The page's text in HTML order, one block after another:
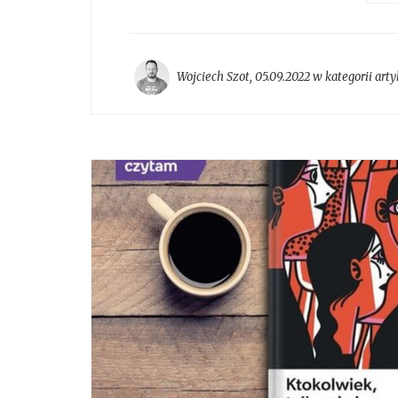
Wojciech Szot, 05.09.2022 w kategorii